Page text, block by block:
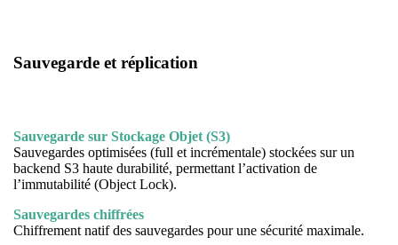
Sauvegarde etréplication
Sauvegarde sur Stockage Objet (S3)
Sauvegardes optimisées (full et incrémentale) stockées sur un
backend S3 haute durabilité, permettant l’activation de
l’immutabilité (Object Lock).
Sauvegardes chiffrées
Chiffrement natif des sauvegardes pour une sécurité maximale.